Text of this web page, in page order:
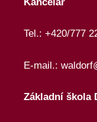
Tel.: +420/777
E-mail.:
Základní škola